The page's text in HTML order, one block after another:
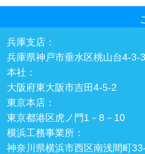
兵庫支店：
兵庫県神戸市垂水区桃山台4-3-3
本社：
大阪府東大阪市吉田4-5-2
東京本店：
東京都港区虎ノ門1－8－10
横浜工務事業所：
神奈川県横浜市西区南浅間町